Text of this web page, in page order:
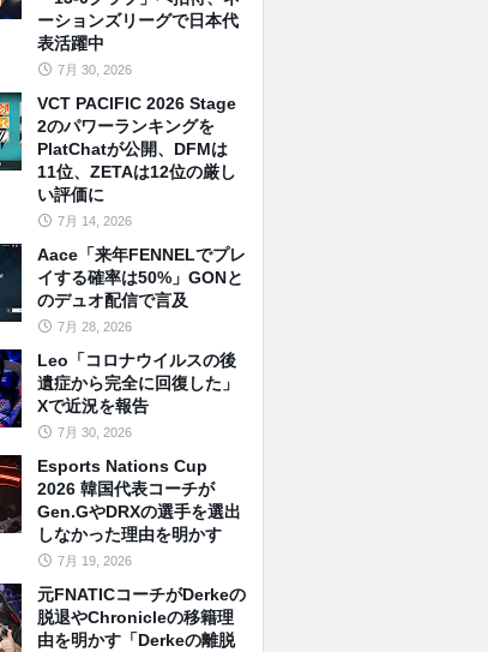
ーションズリーグで日本代
表活躍中
7月 30, 2026
VCT PACIFIC 2026 Stage
2のパワーランキングを
PlatChatが公開、DFMは
11位、ZETAは12位の厳し
い評価に
7月 14, 2026
Aace「来年FENNELでプレ
イする確率は50%」GONと
のデュオ配信で言及
7月 28, 2026
Leo「コロナウイルスの後
遺症から完全に回復した」
Xで近況を報告
7月 30, 2026
Esports Nations Cup
2026 韓国代表コーチが
Gen.GやDRXの選手を選出
しなかった理由を明かす
7月 19, 2026
元FNATICコーチがDerkeの
脱退やChronicleの移籍理
由を明かす「Derkeの離脱